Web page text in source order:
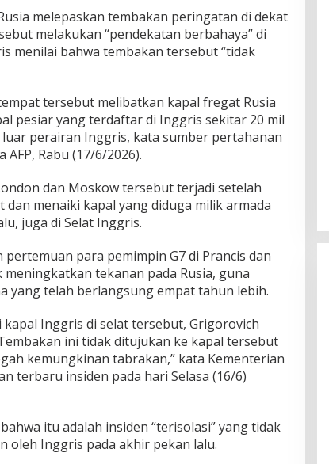
melepaskan tembakan peringatan di dekat
melakukan “pendekatan berbahaya” di
menilai bahwa tembakan tersebut “tidak
tersebut melibatkan kapal fregat Rusia
pesiar yang terdaftar di Inggris sekitar 20 mil
perairan Inggris, kata sumber pertahanan
Rabu (17/6/2026).
dan Moskow tersebut terjadi setelah
menaiki kapal yang diduga milik armada
juga di Selat Inggris.
para pemimpin G7 di Prancis dan
tekanan pada Rusia, guna
yang telah berlangsung empat tahun lebih.
Inggris di selat tersebut, Grigorovich
ini tidak ditujukan ke kapal tersebut
kemungkinan tabrakan,” kata Kementerian
terbaru insiden pada hari Selasa (16/6)
itu adalah insiden “terisolasi” yang tidak
oleh Inggris pada akhir pekan lalu.